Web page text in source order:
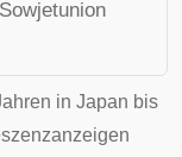
in Japan bis